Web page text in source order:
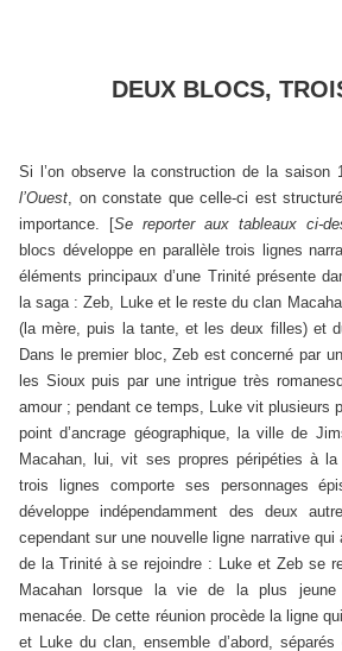
DEUX BLOCS,
Si l’on observe la construction de la saison
l’Ouest, on constate que celle-ci est
importance. [Se reporter aux tableaux ci-
blocs développe en parallèle trois lignes
éléments principaux d’une Trinité présente
la saga : Zeb, Luke et le reste du clan
(la mère, puis la tante, et les deux filles) et
Dans le premier bloc, Zeb est concerné par
les Sioux puis par une intrigue très
amour ; pendant ce temps, Luke vit plusieurs
point d’ancrage géographique, la ville de
Macahan, lui, vit ses propres péripéties à
trois lignes comporte ses personnages
développe indépendamment des deux
cependant sur une nouvelle ligne narrative
de la Trinité à se rejoindre : Luke et Zeb se
Macahan lorsque la vie de la plus
menacée. De cette réunion procède la ligne
et Luke du clan, ensemble d’abord,